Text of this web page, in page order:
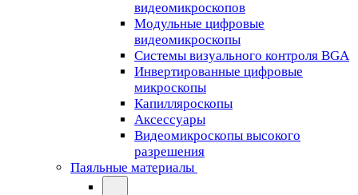
видеомикроскопов
Модульные цифровые
видеомикроскопы
Cистемы визуального контроля BGA
Инвертированные цифровые
микроскопы
Капилляроскопы
Аксессуары
Видеомикроскопы высокого
разрешения
Паяльные материалы